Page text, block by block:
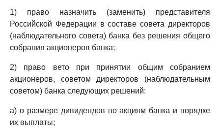
1) право назначить (заменить) представителя
Российской Федерации в составе совета директоров
(наблюдательного совета) банка без решения общего
собрания акционеров банка;
2) право вето при принятии общим собранием
акционеров, советом директоров (наблюдательным
советом) банка следующих решений:
а) о размере дивидендов по акциям банка и порядке
их выплаты;